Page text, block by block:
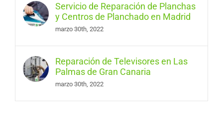
Servicio de Reparación de Planchas
y Centros de Planchado en Madrid
marzo 30th, 2022
Reparación de Televisores en Las
Palmas de Gran Canaria
marzo 30th, 2022